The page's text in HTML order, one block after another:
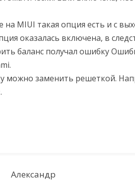
на MIUI такая опция есть и с
оказалась включена, в
баланс получал ошибку
можно заменить решеткой.
Александр